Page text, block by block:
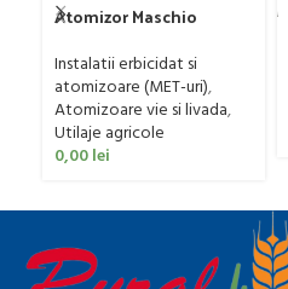
Atomizor Maschio
Avant 1000/800/121 E
Instalatii erbicidat si
atomizoare (MET-uri),
Atomizoare vie si livada,
Utilaje agricole
0,00lei